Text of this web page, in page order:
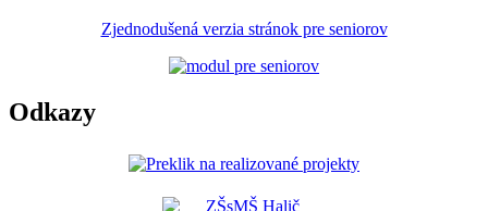
Zjednodušená verzia stránok pre seniorov
Odkazy